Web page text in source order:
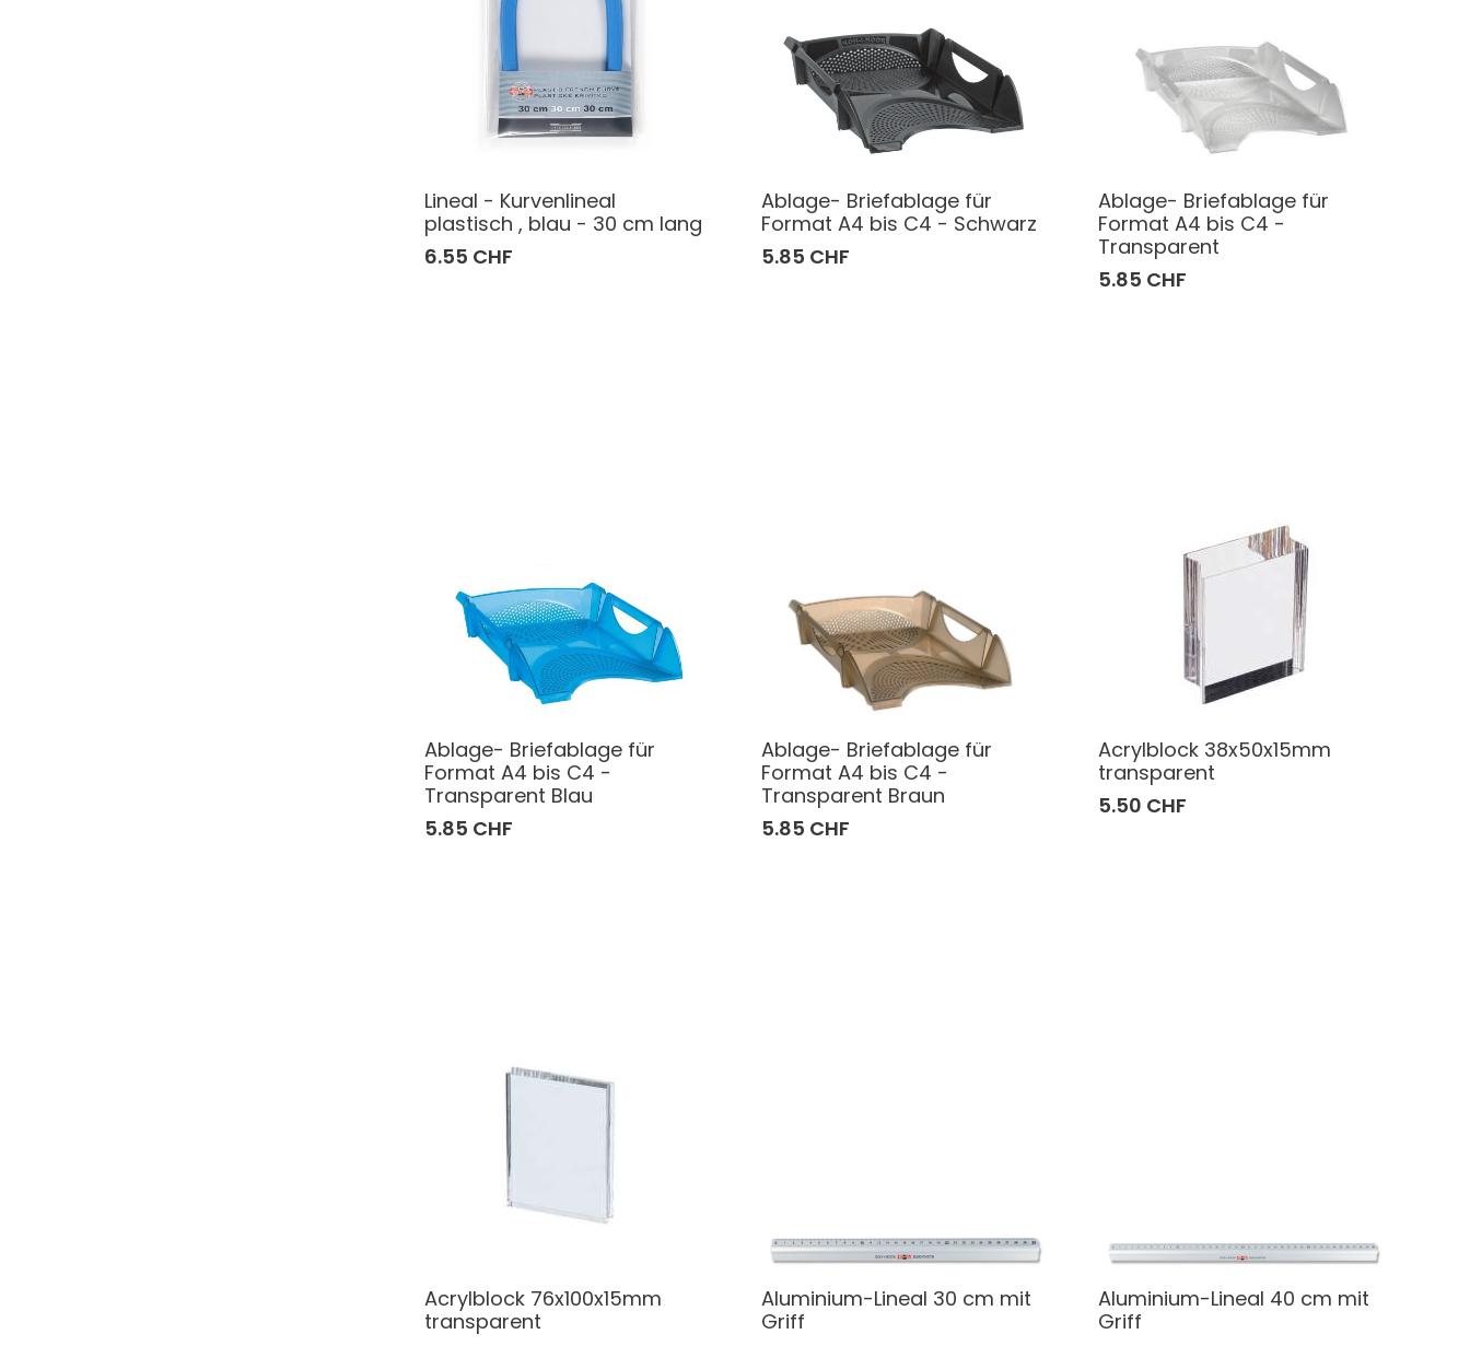
Lineal - Kurvenlineal
plastisch , blau - 30 cm lang
6.55 CHF
Ablage- Briefablage für
Format A4 bis C4 - Schwarz
5.85 CHF
Ablage- Briefablage für
Format A4 bis C4 -
Transparent
5.85 CHF
Ablage- Briefablage für
Format A4 bis C4 -
Transparent Blau
5.85 CHF
Ablage- Briefablage für
Format A4 bis C4 -
Transparent Braun
5.85 CHF
Acrylblock 38x50x15mm
transparent
5.50 CHF
Acrylblock 76x100x15mm
transparent
Aluminium-Lineal 30 cm mit
Griff
Aluminium-Lineal 40 cm mit
Griff